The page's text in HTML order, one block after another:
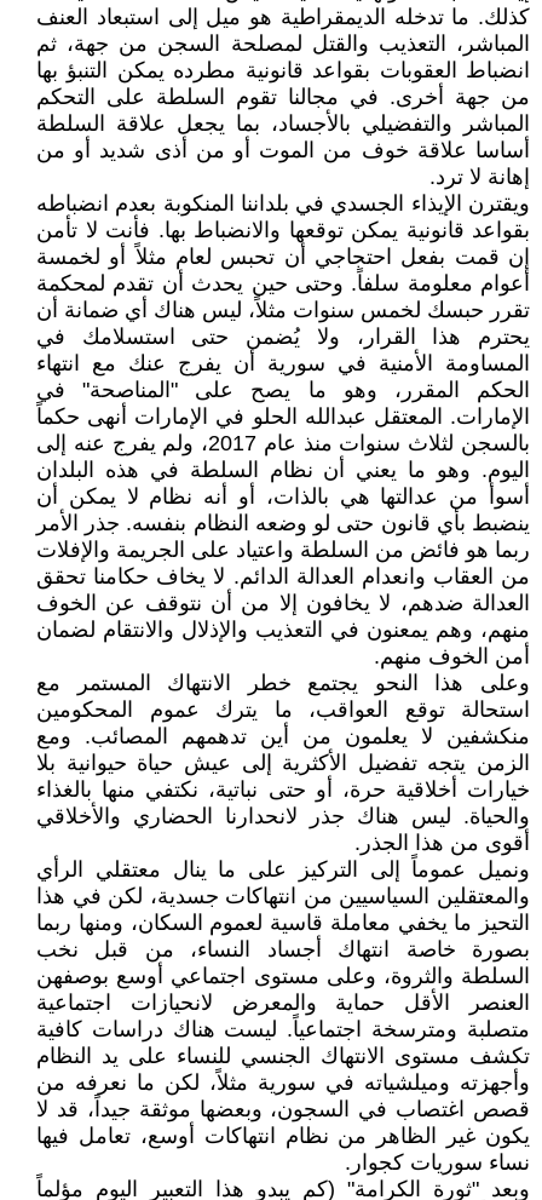
كذلك. ما تدخله الديمقراطية هو ميل إلى استبعاد العنف
المباشر، التعذيب والقتل لمصلحة السجن من جهة، ثم
انضباط العقوبات بقواعد قانونية مطرده يمكن التنبؤ بها
من جهة أخرى. في مجالنا تقوم السلطة على التحكم
المباشر والتفضيلي بالأجساد، بما يجعل علاقة السلطة
أساسا علاقة خوف من الموت أو من أذى شديد أو من
إهانة لا ترد.
ويقترن الإيذاء الجسدي في بلداننا المنكوبة بعدم انضباطه
بقواعد قانونية يمكن توقعها والانضباط بها. فأنت لا تأمن
إن قمت بفعل احتجاجي أن تحبس لعام مثلاً أو لخمسة
أعوام معلومة سلفاً. وحتى حين يحدث أن تقدم لمحكمة
تقرر حبسك لخمس سنوات مثلاً، ليس هناك أي ضمانة أن
يحترم هذا القرار، ولا يُضمن حتى استسلامك في
المساومة الأمنية في سورية أن يفرج عنك مع انتهاء
الحكم المقرر، وهو ما يصح على "المناصحة" في
الإمارات. المعتقل عبدالله الحلو في الإمارات أنهى حكماً
بالسجن لثلاث سنوات منذ عام 2017، ولم يفرج عنه إلى
اليوم. وهو ما يعني أن نظام السلطة في هذه البلدان
أسوأ من عدالتها هي بالذات، أو أنه نظام لا يمكن أن
ينضبط بأي قانون حتى لو وضعه النظام بنفسه. جذر الأمر
ربما هو فائض من السلطة واعتياد على الجريمة والإفلات
من العقاب وانعدام العدالة الدائم. لا يخاف حكامنا تحقق
العدالة ضدهم، لا يخافون إلا من أن نتوقف عن الخوف
منهم، وهم يمعنون في التعذيب والإذلال والانتقام لضمان
أمن الخوف منهم.
وعلى هذا النحو يجتمع خطر الانتهاك المستمر مع
استحالة توقع العواقب، ما يترك عموم المحكومين
منكشفين لا يعلمون من أين تدهمهم المصائب. ومع
الزمن يتجه تفضيل الأكثرية إلى عيش حياة حيوانية بلا
خيارات أخلاقية حرة، أو حتى نباتية، نكتفي منها بالغذاء
والحياة. ليس هناك جذر لانحدارنا الحضاري والأخلاقي
أقوى من هذا الجذر.
ونميل عموماً إلى التركيز على ما ينال معتقلي الرأي
والمعتقلين السياسيين من انتهاكات جسدية، لكن في هذا
التحيز ما يخفي معاملة قاسية لعموم السكان، ومنها ربما
بصورة خاصة انتهاك أجساد النساء، من قبل نخب
السلطة والثروة، وعلى مستوى اجتماعي أوسع بوصفهن
العنصر الأقل حماية والمعرض لانحيازات اجتماعية
متصلبة ومترسخة اجتماعياً. ليست هناك دراسات كافية
تكشف مستوى الانتهاك الجنسي للنساء على يد النظام
وأجهزته وميلشياته في سورية مثلاً، لكن ما نعرفه من
قصص اغتصاب في السجون، وبعضها موثقة جيداً، قد لا
يكون غير الظاهر من نظام انتهاكات أوسع، تعامل فيها
نساء سوريات كجوار.
وبعد "ثورة الكرامة" (كم يبدو هذا التعبير اليوم مؤلماً